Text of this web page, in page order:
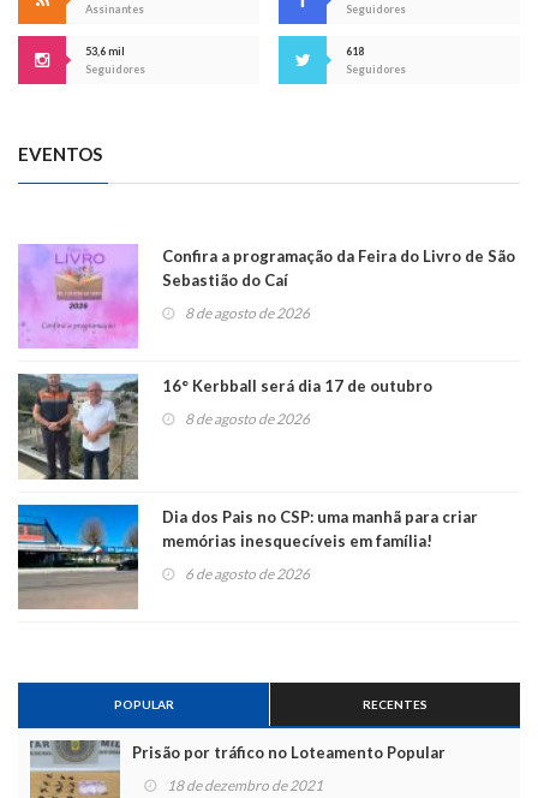
Assinantes
Seguidores
53,6 mil
Seguidores
618
Seguidores
EVENTOS
Confira a programação da Feira do Livro de São
Sebastião do Caí
8 de agosto de 2026
16° Kerbball será dia 17 de outubro
8 de agosto de 2026
Dia dos Pais no CSP: uma manhã para criar
memórias inesquecíveis em família!
6 de agosto de 2026
POPULAR RECENTES
Prisão por tráfico no Loteamento Popular
18 de dezembro de 2021